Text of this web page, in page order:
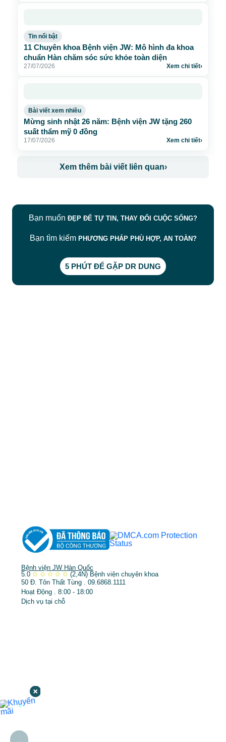
Tin nổi bật
11 Chuyên khoa Bệnh viện JW: Mô hình đa khoa
chuẩn Hàn chăm sóc sức khỏe toàn diện
27/07/2026 Xem chi tiết›
Bài viết xem nhiều
Mừng sinh nhật 26 năm: Bệnh viện JW tặng 260
suất thẩm mỹ 0 đồng
17/07/2026 Xem chi tiết›
Xem thêm bài viết liên quan›
Bạn muốn ĐẸP ĐỂ TỰ TIN, THAY ĐỔI CUỘC SỐNG?
Bạn tìm kiếm PHƯƠNG PHÁP PHÙ HỢP, AN TOÀN?
5 PHÚT ĐỂ GẶP DR DUNG
Bệnh viện JW Hàn Quốc
5.0 ✩ ✩ ✩ ✩ ✩ (2,4N) Bệnh viện chuyên khoa
50 Đ. Tôn Thất Tùng . 09.6868.1111
Hoạt Động . 8:00 - 18:00
Dịch vụ tại chỗ